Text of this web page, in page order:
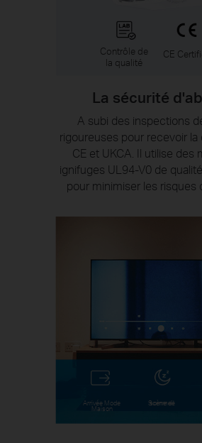
Contrôle de
la qualité
CE
La sécurité
A subi des inspections
rigoureuses pour recevoir
CE et UKCA. Il utilise des
ignifuges UL94-V0 de
pour minimiser les risques
Arrivée Mode
Maison
Scène de
sommeil